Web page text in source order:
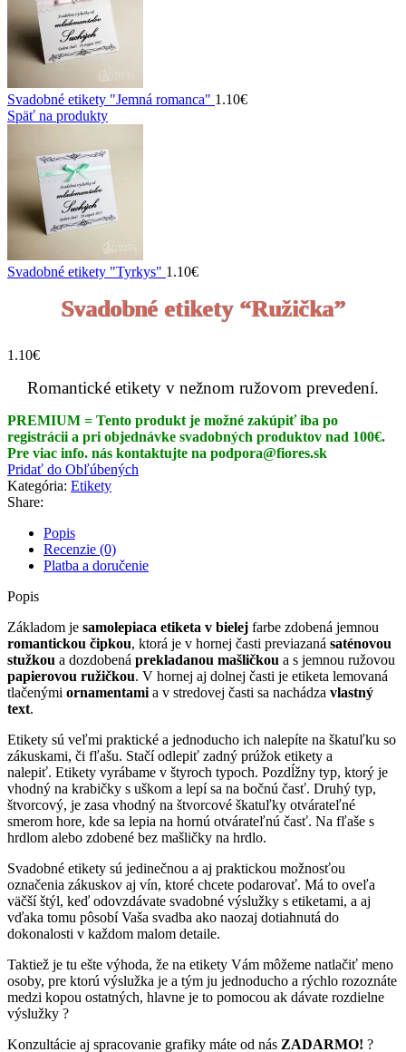
Svadobné etikety "Jemná romanca" 1.10€
Späť na produkty
Svadobné etikety "Tyrkys" 1.10€
Svadobné etikety “Ružička”
1.10€
Romantické etikety v nežnom ružovom prevedení.
PREMIUM = Tento produkt je možné zakúpiť iba po
registrácii a pri objednávke svadobných produktov nad 100€.
Pre viac info. nás kontaktujte na podpora@fiores.sk
Pridať do Obľúbených
Kategória: Etikety
Share:
Popis
Recenzie (0)
Platba a doručenie
Popis
Základom je samolepiaca etiketa v bielej farbe zdobená jemnou
romantickou čipkou, ktorá je v hornej časti previazaná saténovou
stužkou a dozdobená prekladanou mašličkou a s jemnou ružovou
papierovou ružičkou. V hornej aj dolnej časti je etiketa lemovaná
tlačenými ornamentami a v stredovej časti sa nachádza vlastný
text.
Etikety sú veľmi praktické a jednoducho ich nalepíte na škatuľku so
zákuskami, či fľašu. Stačí odlepiť zadný prúžok etikety a
nalepiť. Etikety vyrábame v štyroch typoch. Pozdĺžny typ, ktorý je
vhodný na krabičky s uškom a lepí sa na bočnú časť. Druhý typ,
štvorcový, je zasa vhodný na štvorcové škatuľky otvárateľné
smerom hore, kde sa lepia na hornú otvárateľnú časť. Na fľaše s
hrdlom alebo zdobené bez mašličky na hrdlo.
Svadobné etikety sú jedinečnou a aj praktickou možnosťou
označenia zákuskov aj vín, ktoré chcete podarovať. Má to oveľa
väčší štýl, keď odovzdávate svadobné výslužky s etiketami, a aj
vďaka tomu pôsobí Vaša svadba ako naozaj dotiahnutá do
dokonalosti v každom malom detaile.
Taktiež je tu ešte výhoda, že na etikety Vám môžeme natlačiť meno
osoby, pre ktorú výslužka je a tým ju jednoducho a rýchlo rozoznáte
medzi kopou ostatných, hlavne je to pomocou ak dávate rozdielne
výslužky ?
Konzultácie aj spracovanie grafiky máte od nás ZADARMO! ?